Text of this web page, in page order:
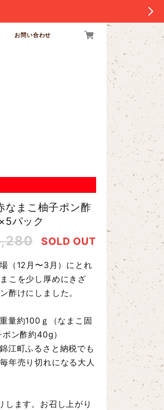
お問い合わせ
まこ柚子ポン酢
パック
SOLD OUT
（12月〜3月）にとれ
こを少し厚めにきざ
酢けにしました。
量約100ｇ（なまこ固
ン酢約40g）
江町ふるさと納税でも
年売り切れになる大人
します。お召し上がり